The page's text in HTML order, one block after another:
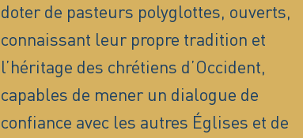
doter de pasteurs polyglottes, ouverts,
connaissant leur propre tradition et
l’héritage des chrétiens d’Occident,
capables de mener un dialogue de
confiance avec les autres Églises et de